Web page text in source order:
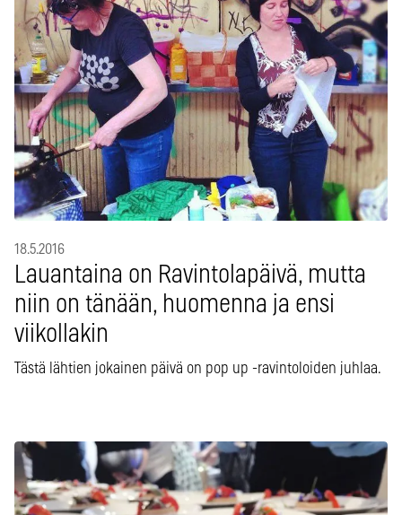
18.5.2016
Lauantaina on Ravintolapäivä, mutta
niin on tänään, huomenna ja ensi
viikollakin
Tästä lähtien jokainen päivä on pop up -ravintoloiden juhlaa.